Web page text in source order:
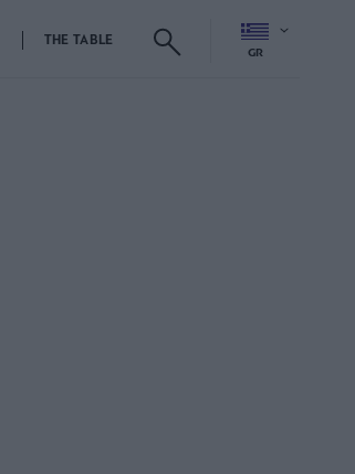
THE TABLE
GR